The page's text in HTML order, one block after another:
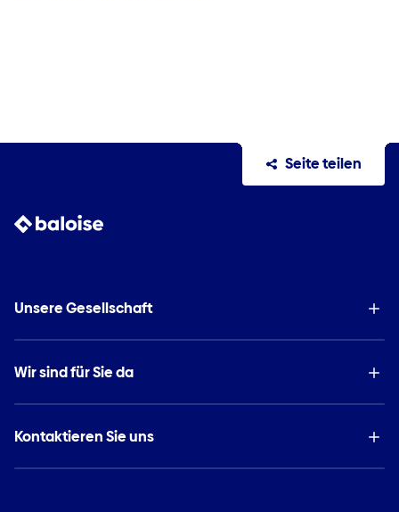
Seite teilen
Unsere Gesellschaft
Wir sind für Sie da
Kontaktieren Sie uns